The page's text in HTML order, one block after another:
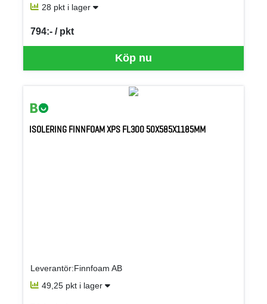
28 pkt i lager
Köp nu
794:- / pkt
SEK per PKT
ISOLERING FINNFOAM XPS FL300 50X585X1185MM
Leverantör:Finnfoam AB
49,25 pkt i lager